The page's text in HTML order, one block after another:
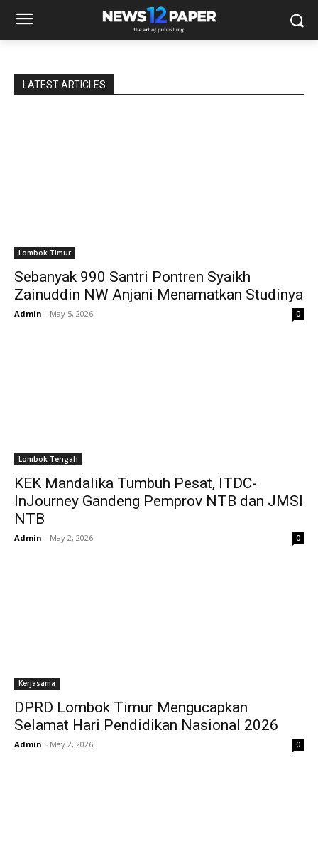
LATEST ARTICLES
Lombok Timur
Sebanyak 990 Santri Pontren Syaikh
Zainuddin NW Anjani Menamatkan Studinya
Admin - May 5, 2026 0
Lombok Tengah
KEK Mandalika Tumbuh Pesat, ITDC-
InJourney Gandeng Pemprov NTB dan JMSI
NTB
Admin - May 2, 2026 0
Kerjasama
DPRD Lombok Timur Mengucapkan
Selamat Hari Pendidikan Nasional 2026
Admin - May 2, 2026 0